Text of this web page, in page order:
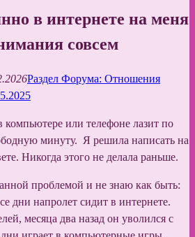
в интернете на меня
совсем
Раздел Форума: Отношения
или телефоне лазит по
минуту. Я решила написать на
Никогда этого не делала раньше.
проблемой и не знаю как быть:
дни напролет сидит в интернете.
месяца два назад он уволился с